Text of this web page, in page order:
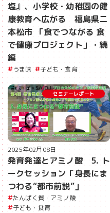
塩』、小学校・幼稚園の健
康教育へ広がる 福島県二
本松市 「食でつながる 食
で健康プロジェクト」・続
編
うま味 子ども・食育
セミナーレポート
2025年02月08日
発育発達とアミノ酸 5. ト
ークセッション「身長にま
つわる“都市前説”」
たんぱく質・アミノ酸
子ども・食育